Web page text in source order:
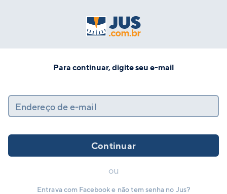
Para continuar, digite seu e-mail
Endereço de e-mail
Continuar
ou
Entrava com Facebook e não tem senha no Jus?